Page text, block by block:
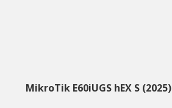
MikroTik E60iUGS hEX S (2025)